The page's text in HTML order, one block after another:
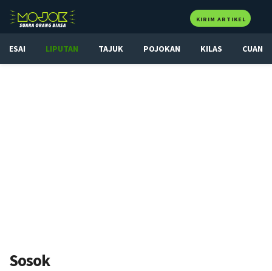
KIRIM ARTIKEL
ESAI LIPUTAN TAJUK POJOKAN KILAS CUAN
Sosok